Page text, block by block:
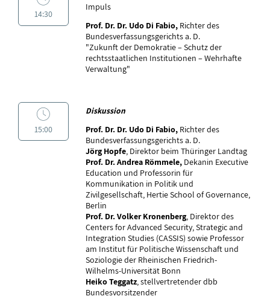
14:30
Impuls
Prof. Dr. Dr. Udo Di Fabio, Richter des
Bundesverfassungsgerichts a. D.
"Zukunft der Demokratie – Schutz der
rechtsstaatlichen Institutionen – Wehrhafte
Verwaltung"
15:00
Diskussion
Prof. Dr. Dr. Udo Di Fabio, Richter des
Bundesverfassungsgerichts a. D.
Jörg Hopfe, Direktor beim Thüringer Landtag
Prof. Dr. Andrea Römmele, Dekanin Executive
Education und Professorin für
Kommunikation in Politik und
Zivilgesellschaft, Hertie School of Governance,
Berlin
Prof. Dr. Volker Kronenberg, Direktor des
Centers for Advanced Security, Strategic and
Integration Studies (CASSIS) sowie Professor
am Institut für Politische Wissenschaft und
Soziologie der Rheinischen Friedrich-
Wilhelms-Universität Bonn
Heiko Teggatz, stellvertretender dbb
Bundesvorsitzender